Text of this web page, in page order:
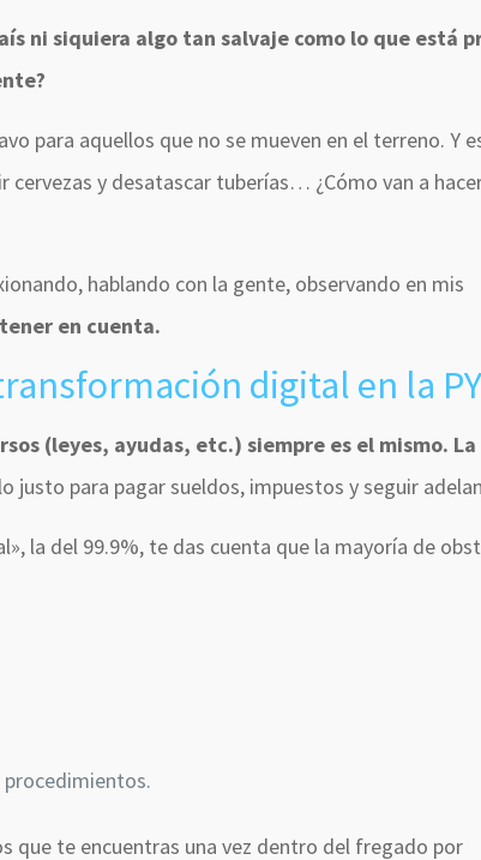
ni siquiera algo tan salvaje como lo que está
para aquellos que no se mueven en el terreno. Y
y desatascar tuberías… ¿Cómo van a
hablando con la gente, observando en mis
en cuenta.
digital en la
(leyes, ayudas, etc.) siempre es el mismo.
justo para pagar sueldos, impuestos y seguir
la del 99.9%, te das cuenta que la mayoría de
procedimientos.
que te encuentras una vez dentro del fregado por